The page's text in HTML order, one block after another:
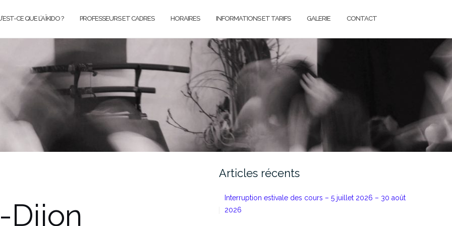
CE QUE L’AÏKIDO ? PROFESSEURS ET CADRES HORAIRES INFORMATIONS ET TARIFS GALERIE CONTACT
Dijon
Articles récents
Interruption estivale des cours – 5 juillet 2026 – 30 août
2026